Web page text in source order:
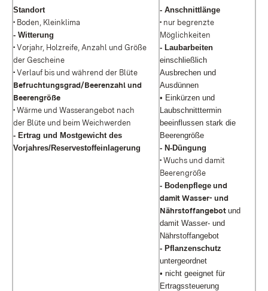
Standort
• Boden, Kleinklima
- Witterung
• Vorjahr, Holzreife, Anzahl und Größe
der Gescheine
• Verlauf bis und während der Blüte
Befruchtungsgrad/Beerenzahl und
Beerengröße
• Wärme und Wasserangebot nach
der Blüte und beim Weichwerden
- Ertrag und Mostgewicht des
Vorjahres/Reservestoffeinlagerung
- Anschnittlänge
• nur begrenzte
Möglichkeiten
- Laubarbeiten
einschließlich
Ausbrechen und
Ausdünnen
• Einkürzen und
Laubschnitttermin
beeinflussen stark die
Beerengröße
- N-Düngung
• Wuchs und damit
Beerengröße
- Bodenpflege und
damit Wasser- und
Nährstoffangebot und
damit Wasser- und
Nährstoffangebot
- Pflanzenschutz
untergeordnet
• nicht geeignet für
Ertragssteuerung